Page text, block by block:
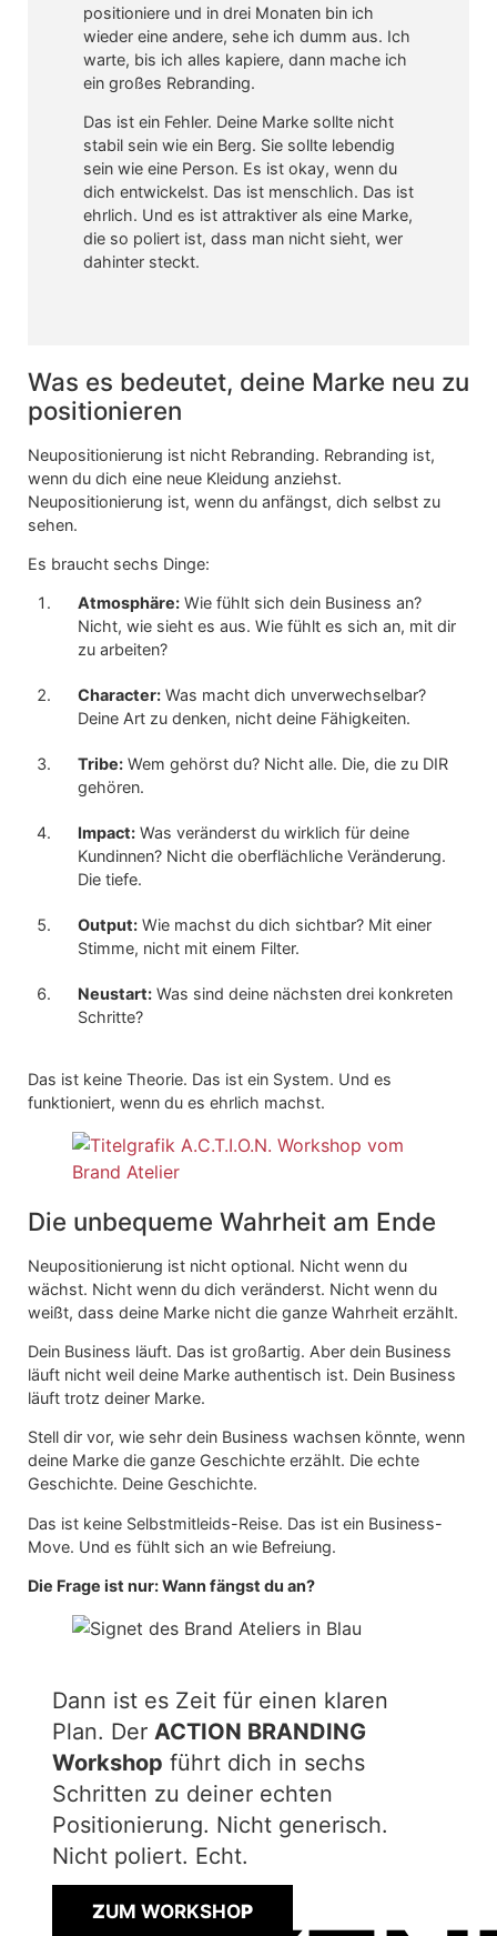
positioniere und in drei Monaten bin ich
wieder eine andere, sehe ich dumm aus. Ich
warte, bis ich alles kapiere, dann mache ich
ein großes Rebranding.
Das ist ein Fehler. Deine Marke sollte nicht
stabil sein wie ein Berg. Sie sollte lebendig
sein wie eine Person. Es ist okay, wenn du
dich entwickelst. Das ist menschlich. Das ist
ehrlich. Und es ist attraktiver als eine Marke,
die so poliert ist, dass man nicht sieht, wer
dahinter steckt.
Was es bedeutet, deine Marke neu zu
positionieren
Neupositionierung ist nicht Rebranding. Rebranding ist,
wenn du dich eine neue Kleidung anziehst.
Neupositionierung ist, wenn du anfängst, dich selbst zu
sehen.
Es braucht sechs Dinge:
Atmosphäre: Wie fühlt sich dein Business an?
Nicht, wie sieht es aus. Wie fühlt es sich an, mit dir
zu arbeiten?
Character: Was macht dich unverwechselbar?
Deine Art zu denken, nicht deine Fähigkeiten.
Tribe: Wem gehörst du? Nicht alle. Die, die zu DIR
gehören.
Impact: Was veränderst du wirklich für deine
Kundinnen? Nicht die oberflächliche Veränderung.
Die tiefe.
Output: Wie machst du dich sichtbar? Mit einer
Stimme, nicht mit einem Filter.
Neustart: Was sind deine nächsten drei konkreten
Schritte?
Das ist keine Theorie. Das ist ein System. Und es
funktioniert, wenn du es ehrlich machst.
Die unbequeme Wahrheit am Ende
Neupositionierung ist nicht optional. Nicht wenn du
wächst. Nicht wenn du dich veränderst. Nicht wenn du
weißt, dass deine Marke nicht die ganze Wahrheit erzählt.
Dein Business läuft. Das ist großartig. Aber dein Business
läuft nicht weil deine Marke authentisch ist. Dein Business
läuft trotz deiner Marke.
Stell dir vor, wie sehr dein Business wachsen könnte, wenn
deine Marke die ganze Geschichte erzählt. Die echte
Geschichte. Deine Geschichte.
Das ist keine Selbstmitleids-Reise. Das ist ein Business-
Move. Und es fühlt sich an wie Befreiung.
Die Frage ist nur: Wann fängst du an?
Dann ist es Zeit für einen klaren
Plan. Der ACTION BRANDING
Workshop führt dich in sechs
Schritten zu deiner echten
Positionierung. Nicht generisch.
Nicht poliert. Echt.
ZUM WORKSHOP